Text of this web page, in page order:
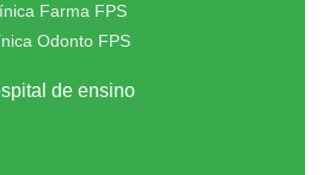
Farma FPS
Odonto FPS
de ensino